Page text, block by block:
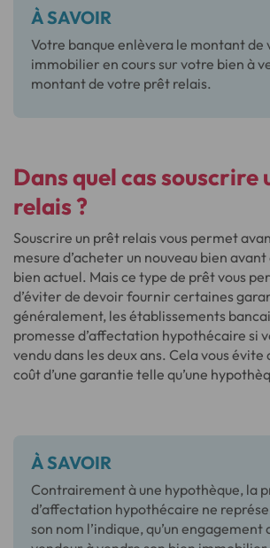
À SAVOIR
Votre banque enlèvera le montant de
immobilier en cours sur votre bien à
montant de votre prêt relais.
Dans quel cas souscrire
relais ?
Souscrire un prêt relais vous permet
mesure d’acheter un nouveau bien
bien actuel. Mais ce type de prêt vous
d’éviter de devoir fournir certaines
généralement, les établissements
promesse d’affectation hypothécaire si
vendu dans les deux ans. Cela vous
coût d’une garantie telle qu’une
À SAVOIR
Contrairement à une hypothèque, la
d’affectation hypothécaire ne
son nom l’indique, qu’un engagement